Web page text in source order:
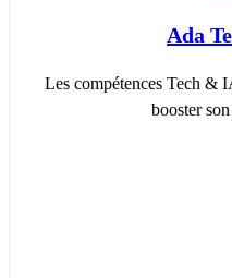
Ada
Les compétences Tech &
booster